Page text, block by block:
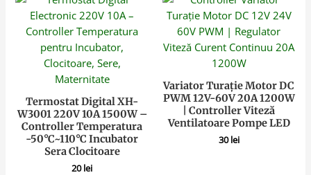
Termostat Digital XH-
W3001 220V 10A 1500W –
Controller Temperatura
-50°C~110°C Incubator
Sera Clocitoare
20lei
Variator Turație Motor DC
PWM 12V-60V 20A 1200W
| Controller Viteză
Ventilatoare Pompe LED
30lei